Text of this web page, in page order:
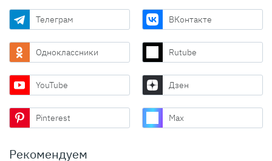
Телеграм ВКонтакте
Одноклассники Rutube
YouTube Дзен
Pinterest Max
Рекомендуем